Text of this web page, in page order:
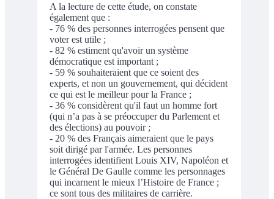
A la lecture de cette étude, on constate
également que :
- 76 % des personnes interrogées pensent que
voter est utile ;
- 82 % estiment qu'avoir un système
démocratique est important ;
- 59 % souhaiteraient que ce soient des
experts, et non un gouvernement, qui décident
ce qui est le meilleur pour la France ;
- 36 % considèrent qu'il faut un homme fort
(qui n’a pas à se préoccuper du Parlement et
des élections) au pouvoir ;
- 20 % des Français aimeraient que le pays
soit dirigé par l'armée. Les personnes
interrogées identifient Louis XIV, Napoléon et
le Général De Gaulle comme les personnages
qui incarnent le mieux l’Histoire de France ;
ce sont tous des militaires de carrière.